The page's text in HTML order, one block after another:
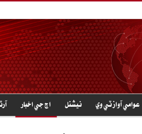
عوامي آواز ٽي وي نيشنل اڄ جي اخبار